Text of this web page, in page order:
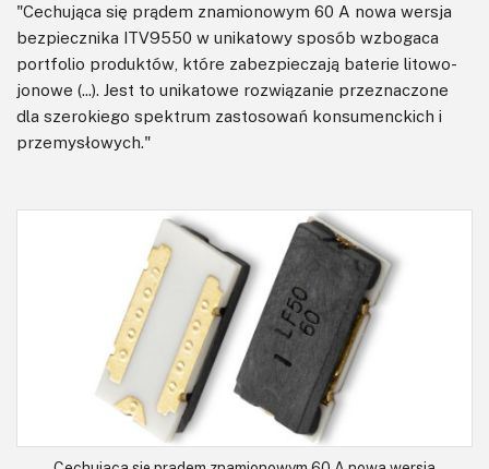
"Cechująca się prądem znamionowym 60 A nowa wersja
bezpiecznika ITV9550 w unikatowy sposób wzbogaca
portfolio produktów, które zabezpieczają baterie litowo-
jonowe (...). Jest to unikatowe rozwiązanie przeznaczone
dla szerokiego spektrum zastosowań konsumenckich i
przemysłowych."